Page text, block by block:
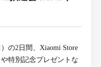
の2日間、Xiaomi Store
特別記念プレゼントな